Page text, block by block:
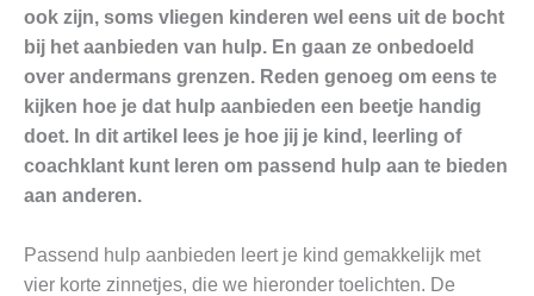
ook zijn, soms vliegen kinderen wel eens uit de bocht
bij het aanbieden van hulp. En gaan ze onbedoeld
over andermans grenzen. Reden genoeg om eens te
kijken hoe je dat hulp aanbieden een beetje handig
doet. In dit artikel lees je hoe jij je kind, leerling of
coachklant kunt leren om passend hulp aan te bieden
aan anderen.
Passend hulp aanbieden leert je kind gemakkelijk met
vier korte zinnetjes, die we hieronder toelichten. De